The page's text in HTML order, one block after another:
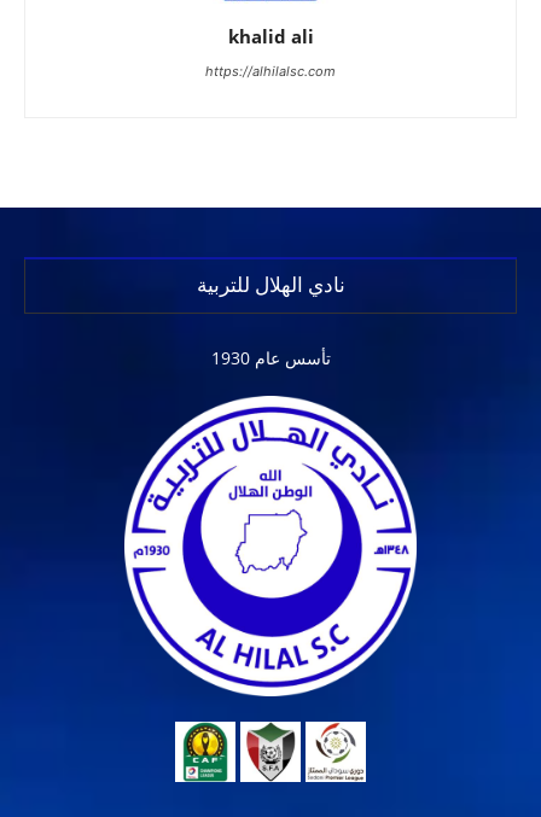
khalid ali
https://alhilalsc.com
نادي الهلال للتربية
تأسس عام 1930